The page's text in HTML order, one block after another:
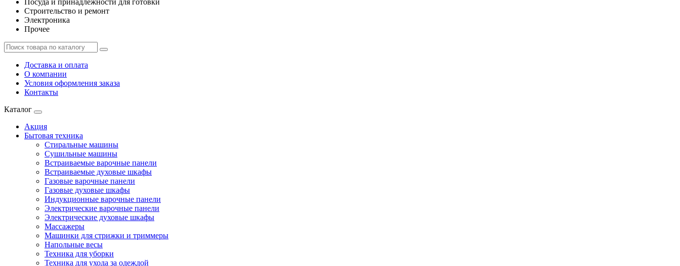
Посуда и принадлежности для готовки
Строительство и ремонт
Электроника
Прочее
Доставка и оплата
О компании
Условия оформления заказа
Контакты
Каталог
Акция
Бытовая техника
Стиральные машины
Сушильные машины
Встраиваемые варочные панели
Встраиваемые духовые шкафы
Газовые варочные панели
Газовые духовые шкафы
Индукционные варочные панели
Электрические варочные панели
Электрические духовые шкафы
Массажеры
Машинки для стрижки и триммеры
Напольные весы
Техника для уборки
Техника для ухода за одеждой